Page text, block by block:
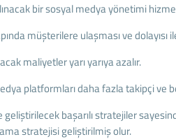
bir sosyal medya yönetimi
müşterilere ulaşması ve
maliyetler yarı yarıya azalır.
platformları daha fazla takipçi ve
başarılı stratejiler
stratejisi geliştirilmiş olur.